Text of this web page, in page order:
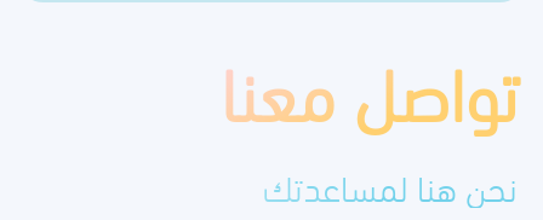
تواصل معنا
نحن هنا لمساعدتك